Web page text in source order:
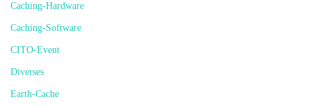
Caching-Hardware
Caching-Software
CITO-Event
Diverses
Earth-Cache